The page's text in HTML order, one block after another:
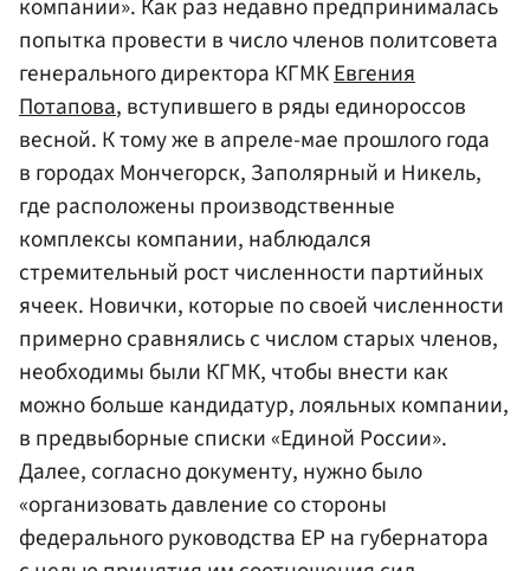
компании». Как раз недавно предпринималась
попытка провести в число членов политсовета
генерального директора КГМКЕвгения
Потапова, вступившего в ряды единороссов
весной. К тому же в апреле-мае прошлого года
в городах Мончегорск, Заполярный и Никель,
где расположены производственные
комплексы компании, наблюдался
стремительный рост численности партийных
ячеек. Новички, которые по своей численности
примерно сравнялись с числом старых членов,
необходимы были КГМК, чтобы внести как
можно больше кандидатур, лояльных компании,
в предвыборные списки «Единой России».
Далее, согласно документу, нужно было
«организовать давление со стороны
федерального руководства ЕР на губернатора